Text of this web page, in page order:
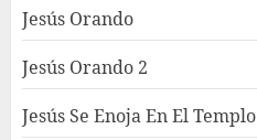
Jesús Orando
Jesús Orando 2
Jesús Se Enoja En El Templo